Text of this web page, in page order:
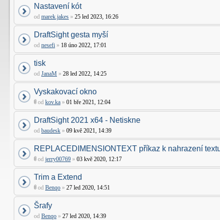
Nastavení kót
od marek.jakes » 25 led 2023, 16:26
DraftSight gesta myší
od nesefi » 18 úno 2022, 17:01
tisk
od JanaM » 28 led 2022, 14:25
Vyskakovací okno
od kov.ka » 01 bře 2021, 12:04
DraftSight 2021 x64 - Netiskne
od baudesk » 09 kvě 2021, 14:39
REPLACEDIMENSIONTEXT příkaz k nahrazení
od jerry00769 » 03 kvě 2020, 12:17
Trim a Extend
od Benqo » 27 led 2020, 14:51
Šrafy
od Benqo » 27 led 2020, 14:39